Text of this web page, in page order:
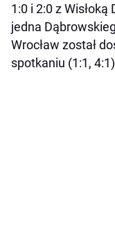
1:0 i 2:0 z
jedna
Wrocław został
spotkaniu (1:1,